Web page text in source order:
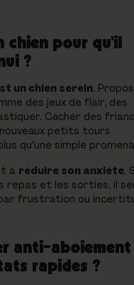
chien pour qu'il
?
un chien serein.
des jeux de flair, des
Cacher des
petits tours
qu'une simple
à réduire son anxiété.
repas et les sorties, il
frustration ou
anti-aboiement
rapides ?